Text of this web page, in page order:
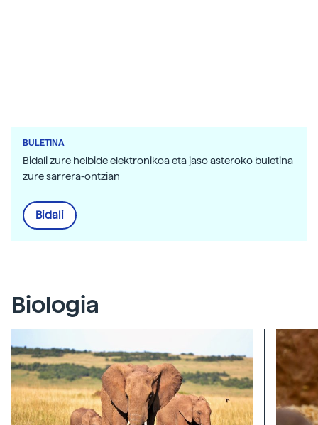
BULETINA
Bidali zure helbide elektronikoa eta jaso asteroko buletina
zure sarrera-ontzian
Bidali
Biologia